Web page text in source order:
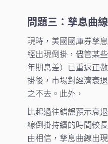
問題三：孳息曲
現時，美國國庫券孳
經出現倒掛，儘管某
年期息差）已重返正數
掛後，市場對經濟衰
之不去。此外，
比起過往錯誤預示衰
線倒掛持續的時間較
由相信，孳息曲線出